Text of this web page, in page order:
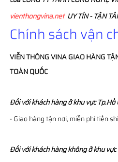
vienthongvina.netUY TÍN - TẬN
Chính sách vận
VIỄN THÔNGVINAGIAO HÀNG
TOÀN QUỐC
Đối với khách hàng ở khu vực Tp.Hồ
- Giao hàng tận nơi, miễn phí tiền
Đối với khách hàng không ở khu vực